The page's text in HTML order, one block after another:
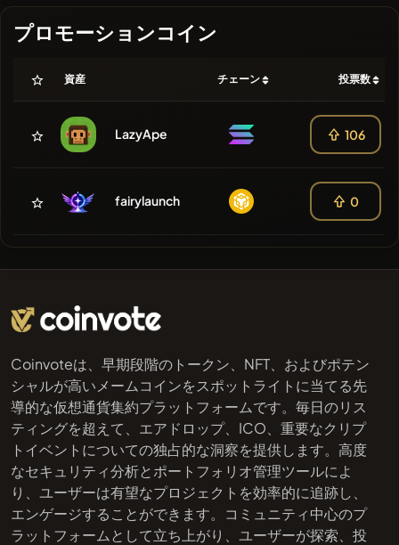
プロモーションコイン
資産 チェーン 投票数
LazyApe 106
fairylaunch 0
Coinvoteは、早期段階のトークン、NFT、およびポテン
シャルが高いメームコインをスポットライトに当てる先
導的な仮想通貨集約プラットフォームです。毎日のリス
ティングを超えて、エアドロップ、ICO、重要なクリプ
トイベントについての独占的な洞察を提供します。高度
なセキュリティ分析とポートフォリオ管理ツールによ
り、ユーザーは有望なプロジェクトを効率的に追跡し、
エンゲージすることができます。コミュニティ中心のプ
ラットフォームとして立ち上がり、ユーザーが探索、投